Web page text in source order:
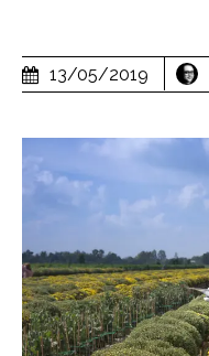
13/05/2019